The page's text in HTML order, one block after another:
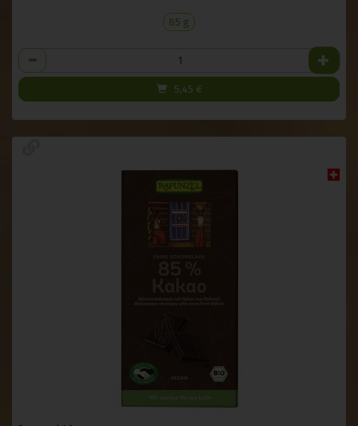
85 g
Anzahl
5,45 €